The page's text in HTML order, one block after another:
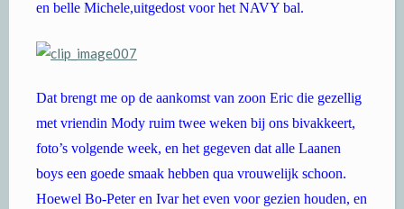
en belle Michele,uitgedost voor het NAVY bal.
Dat brengt me op de aankomst van zoon Eric die gezellig
met vriendin Mody ruim twee weken bij ons bivakkeert,
foto’s volgende week, en het gegeven dat alle Laanen
boys een goede smaak hebben qua vrouwelijk schoon.
Hoewel Bo-Peter en Ivar het even voor gezien houden, en